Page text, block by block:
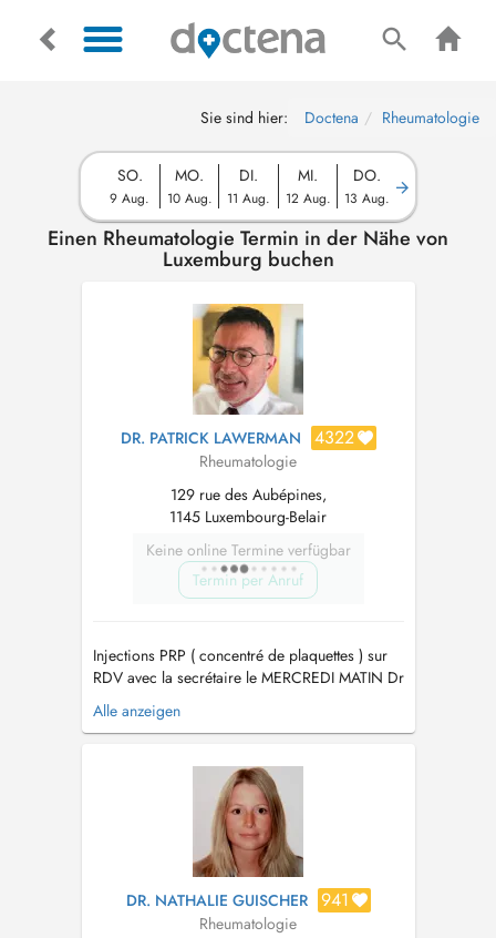
Sie sind hier: Doctena Rheumatologie
SO.
9 Aug.
MO.
10 Aug.
DI.
11 Aug.
MI.
12 Aug.
DO.
13 Aug.
Einen Rheumatologie Termin in der Nähe von
Luxemburg buchen
DR. PATRICK LAWERMAN 4322
Rheumatologie
129 rue des Aubépines,
1145 Luxembourg-Belair
Keine online Termine verfügbar
Termin per Anruf
Injections PRP ( concentré de plaquettes ) sur
RDV avec la secrétaire le MERCREDI MATIN Dr
LAWERMAN ne réalise pas d'EMG.
TRAITEMENT CIBLÉ (TARGETED THERAPY)
AIGÜES sur l'économie axiale (colonne
vertébrale) et périphérique (les membres).
MEDECINE du SPOR...
Alle anzeigen
DR. NATHALIE GUISCHER 941
Rheumatologie